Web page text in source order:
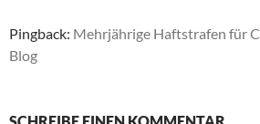
Pingback: Mehrjährige Haftstrafen für
Blog